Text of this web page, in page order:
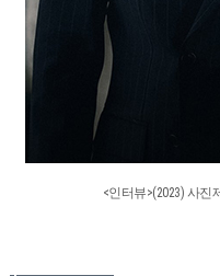
<인터뷰>(2023) 사